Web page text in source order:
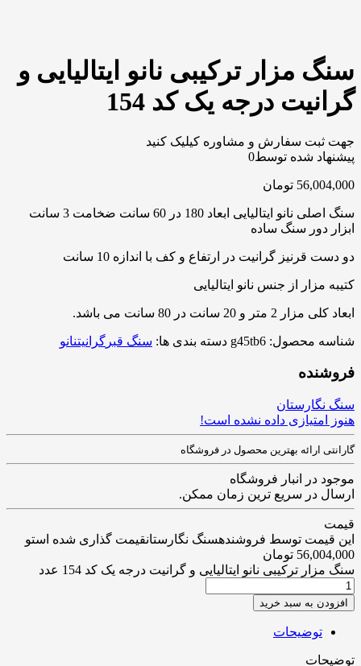
سنگ مزار ترکیبی نانو ایتالیایی و
گرانیت درجه یک کد 154
جهت ثبت سفارش و مشاوره کیلیک کنید
پیشنهاد شده توسط0
56,004,000 تومان
سنگ اصلی نانو ایتالیایی ابعاد 180 در 60 سانت ضخامت 3 سانت
ابزار دور سنگ ساده
دو دست قرنیز گرانیت در ارتفاع و کف با اندازه 10 سانت
کتیبه مزار از جنس نانو ایتالیایی
ابعاد کلی مزار 2 متر و 20 سانت در 80 سانت می باشد.
شناسه محصول: g45tb6 دسته بندی ها: سنگ قبر گرانیتنانو
فروشنده
سنگ نگارستان
هنوز امتیازی داده نشده است!
گارانتی ارائه بهترین محصول در فروشگاه
موجود در انبار فروشگاه
ارسال در سریع ترین زمان ممکن.
قیمت
این قیمت توسط فروشندهسنگ نگارستانقیمت گذاری شده استو
56,004,000 تومان
سنگ مزار ترکیبی نانو ایتالیایی و گرانیت درجه یک کد 154 عدد
افزودن به سبد خرید
توضیحات
توضیحات